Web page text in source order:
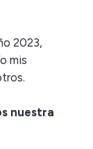
2023,
mis
nuestra